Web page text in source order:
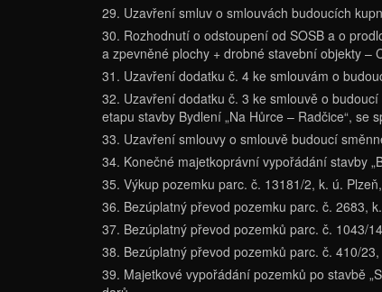
29. Uzavření smluv o smlouvách budoucích
30. Rozhodnutí o odstoupení od SOSB a o
a zpevněné plochy + drobné stavební objekty –
31. Uzavření dodatku č. 4 ke smlouvám o
32. Uzavření dodatku č. 3 ke smlouvě o
etapu stavby Bydlení „Na Hůrce – Radčice“, se
33. Uzavření smlouvy o smlouvě budoucí
34. Konečné majetkoprávní vypořádání stavby
35. Výkup pozemku parc. č. 13181/2, k. ú.
36. Bezúplatný převod pozemku parc. č. 2683,
37. Bezúplatný převod pozemků parc. č. 1043/
38. Bezúplatný převod pozemků parc. č. 410/
39. Majetkové vypořádání pozemků po stavbě